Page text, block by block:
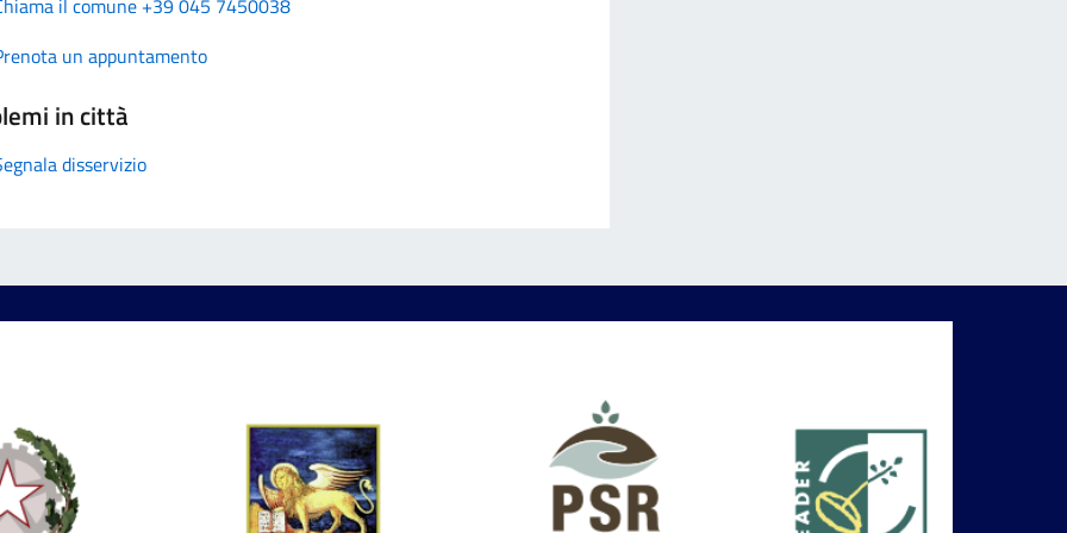
un appuntamento
in città
disservizio